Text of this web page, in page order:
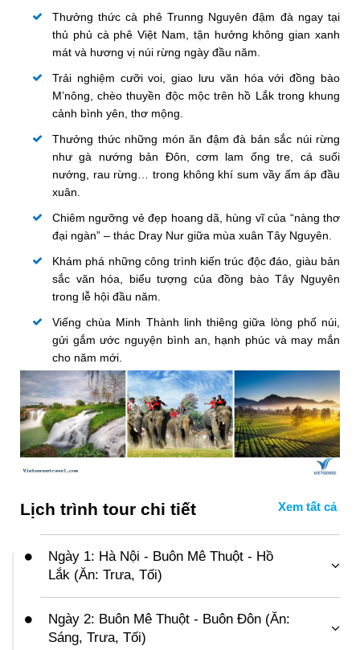
Thưởng thức cà phê Trunng Nguyên đậm đà ngay tại
thủ phủ cà phê Việt Nam, tận hưởng không gian xanh
mát và hương vị núi rừng ngày đầu năm.
Trải nghiệm cưỡi voi, giao lưu văn hóa với đồng bào
M’nông, chèo thuyền độc mộc trên hồ Lắk trong khung
cảnh bình yên, thơ mộng.
Thưởng thức những món ăn đậm đà bản sắc núi rừng
như gà nướng bản Đôn, cơm lam ống tre, cá suối
nướng, rau rừng… trong không khí sum vầy ấm áp đầu
xuân.
Chiêm ngưỡng vẻ đẹp hoang dã, hùng vĩ của “nàng thơ
đại ngàn” – thác Dray Nur giữa mùa xuân Tây Nguyên.
Khám phá những công trình kiến trúc độc đáo, giàu bản
sắc văn hóa, biểu tượng của đồng bào Tây Nguyên
trong lễ hội đầu năm.
Viếng chùa Minh Thành linh thiêng giữa lòng phố núi,
gửi gắm ước nguyện bình an, hạnh phúc và may mắn
cho năm mới.
Lịch trình tour chi tiết
Ngày 1: Hà Nội - Buôn Mê Thuột - Hồ
Lắk (Ăn: Trưa, Tối)
04h30: Trong tiết trời rộn ràng sáng mùng đầu xuân,
Quý khách tập trung tạisân bay Nội Bài,làm thủ tục
lên chuyến bay khởi hành đi
– vùng
Ngày 2: Buôn Mê Thuột - Buôn Đôn (Ăn:
Sáng, Trưa, Tối)